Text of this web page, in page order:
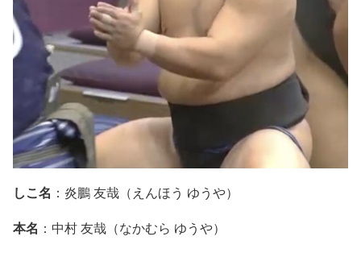
しこ名 ：炎鵬 友哉（えんほう ゆうや）
本名 ：中村 友哉（なかむら ゆうや）